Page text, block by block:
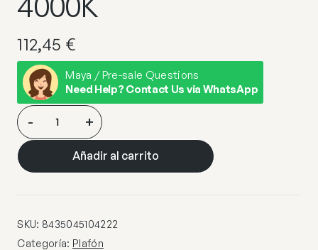
112,45 €
Maya / Pre-sale Questions
Need Help? Contact Us via WhatsApp
PLAFÓN
LED
TONGA
BLANCO
4000K
cantidad
- +
Añadir al carrito
SKU: 8435045104222
Categoría: Plafón